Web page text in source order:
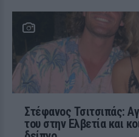
Στέφανος Τσιτσιπάς:
του στην Ελβετία και